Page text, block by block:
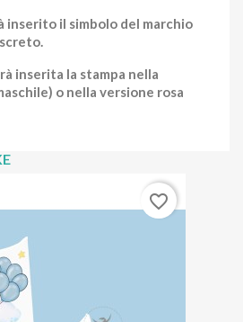
inserito il simbolo del marchio
inserita la stampa nella
o nella versione rosa
favorite_border